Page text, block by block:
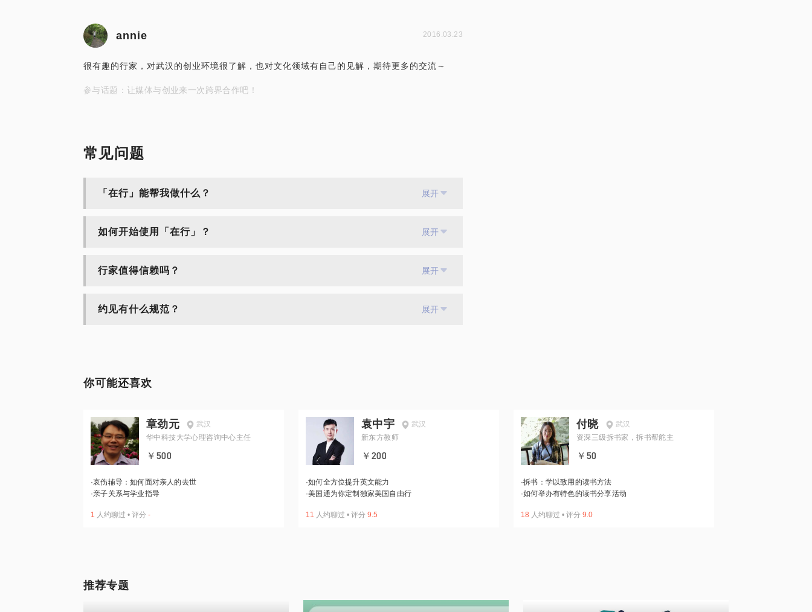
annie 2016.03.23
很有趣的行家，对武汉的创业环境很了解，也对文化领域有自己的见解，期待更多的交流～
参与话题：让媒体与创业来一次跨界合作吧！
常见问题
「在行」能帮我做什么？ 展开
如何开始使用「在行」？ 展开
行家值得信赖吗？ 展开
约见有什么规范？ 展开
你可能还喜欢
章劲元
武汉
华中科技大学心理咨询中心主任
￥500
·哀伤辅导：如何面对亲人的去世
·亲子关系与学业指导
1 人约聊过 • 评分 -
袁中宇
武汉
新东方教师
￥200
·如何全方位提升英文能力
·美国通为你定制独家美国自由行
11 人约聊过 • 评分 9.5
付晓
武汉
资深三级拆书家，拆书帮舵主
￥50
·拆书：学以致用的读书方法
·如何举办有特色的读书分享活动
18 人约聊过 • 评分 9.0
推荐专题